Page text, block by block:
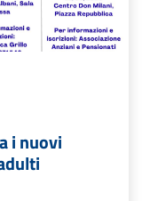
i nuovi